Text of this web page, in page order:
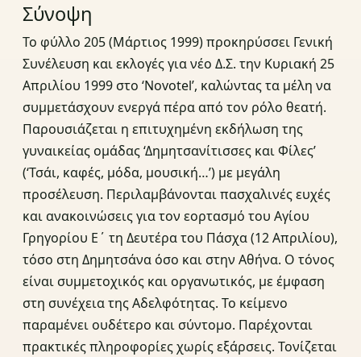
Σύνοψη
Το φύλλο 205 (Μάρτιος 1999) προκηρύσσει Γενική
Συνέλευση και εκλογές για νέο Δ.Σ. την Κυριακή 25
Απριλίου 1999 στο ‘Novotel’, καλώντας τα μέλη να
συμμετάσχουν ενεργά πέρα από τον ρόλο θεατή.
Παρουσιάζεται η επιτυχημένη εκδήλωση της
γυναικείας ομάδας ‘Δημητσανίτισσες και Φίλες’
(‘Τσάι, καφές, μόδα, μουσική…’) με μεγάλη
προσέλευση. Περιλαμβάνονται πασχαλινές ευχές
και ανακοινώσεις για τον εορτασμό του Αγίου
Γρηγορίου Ε΄ τη Δευτέρα του Πάσχα (12 Απριλίου),
τόσο στη Δημητσάνα όσο και στην Αθήνα. Ο τόνος
είναι συμμετοχικός και οργανωτικός, με έμφαση
στη συνέχεια της Αδελφότητας. Το κείμενο
παραμένει ουδέτερο και σύντομο. Παρέχονται
πρακτικές πληροφορίες χωρίς εξάρσεις. Τονίζεται